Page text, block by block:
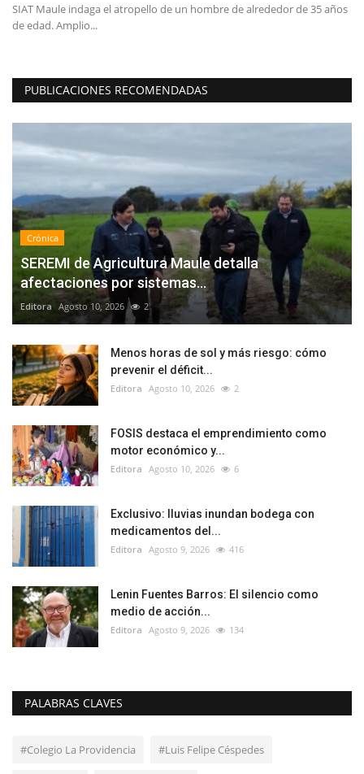
SIAT Maule indaga el atropello de un hombre de alrededor de 35 años
de edad. Amplio...
PUBLICACIONES RECOMENDADAS
Crónica
SEREMI de Agricultura Maule detalla
afectaciones por sistemas...
Editora Agosto 10, 2026 2
Menos horas de sol y más riesgo: cómo
prevenir el déficit...
Editora Agosto 10, 2026 2
FOSIS destaca el emprendimiento como
motor económico y...
Editora Agosto 10, 2026 6
Exclusivo: lluvias inundan bodega con
medicamentos del...
Editora Agosto 9, 2026 416
Lenin Fuentes Barros: El silencio como
medio de acción...
Editora Agosto 9, 2026 134
PALABRAS CLAVES
#Colegio La Providencia #Luis Felipe Céspedes